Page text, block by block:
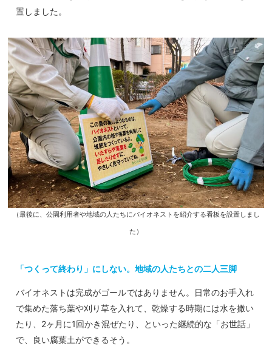
置しました。
（最後に、公園利用者や地域の人たちにバイオネストを紹介する看板を設置しまし
た）
「つくって終わり」にしない。 地域の人たちとの二人三脚
バイオネストは完成がゴールではありません。日常のお手入れ
で集めた落ち葉や刈り草を入れて、乾燥する時期には水を撒い
たり、2ヶ月に1回かき混ぜたり、といった継続的な「お世話」
で、良い腐葉土ができるそう。